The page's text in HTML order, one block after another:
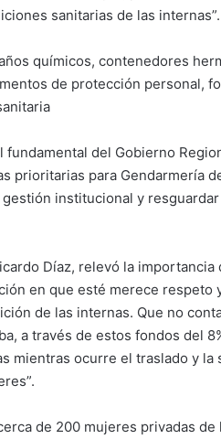
sanitarias de las internas”.
químicos, contenedores
de protección personal,
del Gobierno
prioritarias para Gendarmería
institucional y
Díaz, relevó la
en que esté merece respeto
de las internas. Que no
a través de estos fondos del
mientras ocurre el traslado y la
de 200 mujeres privadas